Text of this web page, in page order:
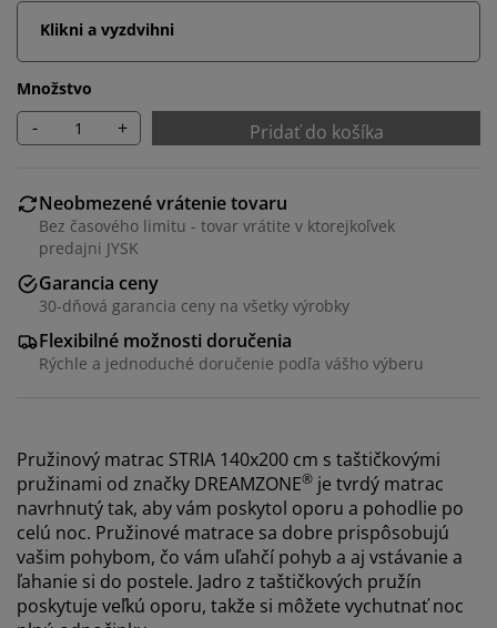
Klikni a vyzdvihni
Množstvo
- + Pridať do košíka
Neobmezené vrátenie tovaru
Bez časového limitu - tovar vrátite v ktorejkoľvek
predajni JYSK
Garancia ceny
30-dňová garancia ceny na všetky výrobky
Flexibilné možnosti doručenia
Rýchle a jednoduché doručenie podľa vášho výberu
Pružinový matrac STRIA 140x200 cm s taštičkovými
pružinami od značky DREAMZONE® je tvrdý matrac
navrhnutý tak, aby vám poskytol oporu a pohodlie po
celú noc. Pružinové matrace sa dobre prispôsobujú
vašim pohybom, čo vám uľahčí pohyb a aj vstávanie a
ľahanie si do postele. Jadro z taštičkových pružín
poskytuje veľkú oporu, takže si môžete vychutnať noc